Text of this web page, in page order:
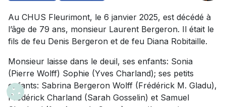
Au CHUS Fleurimont, le 6 janvier 2025, est décédé à
l’âge de 79 ans, monsieur Laurent Bergeron. Il était le
fils de feu Denis Bergeron et de feu Diana Robitaille.
Monsieur laisse dans le deuil, ses enfants: Sonia
(Pierre Wolff) Sophie (Yves Charland); ses petits
enfants: Sabrina Bergeron Wolff (Frédérick M. Gladu),
Frédérick Charland (Sarah Gosselin) et Samuel